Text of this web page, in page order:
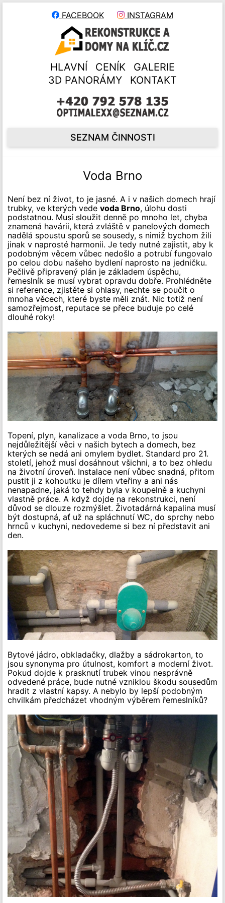
FACEBOOK INSTAGRAM
HLAVNÍ CENÍK
GALERIE
3D PANORÁMY
KONTAKT
SEZNAM ČINNOSTI
Voda Brno
Není bez ní život, to je jasné. A i v našich domech hrají
trubky, ve kterých vede voda Brno, úlohu dosti
podstatnou. Musí sloužit denně po mnoho let, chyba
znamená havárii, která zvláště v panelových domech
nadělá spoustu sporů se sousedy, s nimiž bychom žili
jinak v naprosté harmonii. Je tedy nutné zajistit, aby k
podobným věcem vůbec nedošlo a potrubí fungovalo
po celou dobu našeho bydlení naprosto na jedničku.
Pečlivě připravený plán je základem úspěchu,
řemeslník se musí vybrat opravdu dobře. Prohlédněte
si reference, zjistěte si ohlasy, nechte se poučit o
mnoha věcech, které byste měli znát. Nic totiž není
samozřejmost, reputace se přece buduje po celé
dlouhé roky!
Topení, plyn, kanalizace a voda Brno, to jsou
nejdůležitější věci v našich bytech a domech, bez
kterých se nedá ani omylem bydlet. Standard pro 21.
století, jehož musí dosáhnout všichni, a to bez ohledu
na životní úroveň. Instalace není vůbec snadná, přitom
pustit ji z kohoutku je dílem vteřiny a ani nás
nenapadne, jaká to tehdy byla v koupelně a kuchyni
vlastně práce. A když dojde na rekonstrukci, není
důvod se dlouze rozmýšlet. Životadárná kapalina musí
být dostupná, ať už na spláchnutí WC, do sprchy nebo
hrnců v kuchyni, nedovedeme si bez ní představit ani
den.
Bytové jádro, obkladačky, dlažby a sádrokarton, to
jsou synonyma pro útulnost, komfort a moderní život.
Pokud dojde k prasknutí trubek vinou nesprávně
odvedené práce, bude nutné vzniklou škodu sousedům
hradit z vlastní kapsy. A nebylo by lepší podobným
chvilkám předcházet vhodným výběrem řemeslníků?